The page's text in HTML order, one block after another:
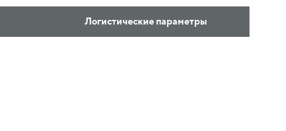
Логистические параметры